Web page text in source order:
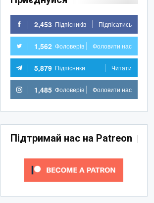
2,453 Підпісників Підпісатись
1,562 Фоловерів Фоловити нас
5,879 Підпісники Читати
1,485 Фоловерів Фоловити нас
Підтримай нас на Patreon